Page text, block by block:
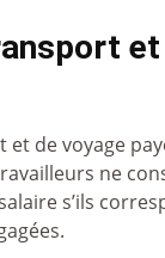
et
et de voyage
ne
s’ils